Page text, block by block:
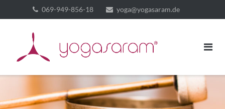
069-949-856-18 yoga@yogasaram.de